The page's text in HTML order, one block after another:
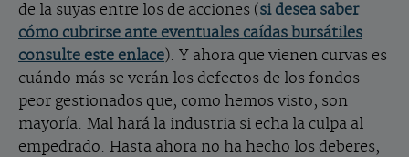
de la suyas entre los de acciones (si desea saber
cómo cubrirse ante eventuales caídas bursátiles
consulte este enlace). Y ahora que vienen curvas es
cuándo más se verán los defectos de los fondos
peor gestionados que, como hemos visto, son
mayoría. Mal hará la industria si echa la culpa al
empedrado. Hasta ahora no ha hecho los deberes,